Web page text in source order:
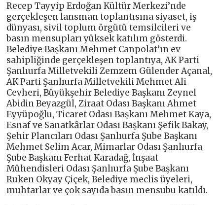
Recep Tayyip Erdoğan Kültür Merkezi’nde
gerçekleşen lansman toplantısına siyaset, iş
dünyası, sivil toplum örgütü temsilcileri ve
basın mensupları yüksek katılım gösterdi.
Belediye Başkanı Mehmet Canpolat’ın ev
sahipliğinde gerçekleşen toplantıya, AK Parti
Şanlıurfa Milletvekili Zemzem Gülender Açanal,
AK Parti Şanlıurfa Milletvekili Mehmet Ali
Cevheri, Büyükşehir Belediye Başkanı Zeynel
Abidin Beyazgül, Ziraat Odası Başkanı Ahmet
Eyyüpoğlu, Ticaret Odası Başkanı Mehmet Kaya,
Esnaf ve Sanatkârlar Odası Başkanı Şefik Bakay,
Şehir Plancıları Odası Şanlıurfa Şube Başkanı
Mehmet Selim Acar, Mimarlar Odası Şanlıurfa
Şube Başkanı Ferhat Karadağ, İnşaat
Mühendisleri Odası Şanlıurfa Şube Başkanı
Ruken Okyay Çiçek, Belediye meclis üyeleri,
muhtarlar ve çok sayıda basın mensubu katıldı.